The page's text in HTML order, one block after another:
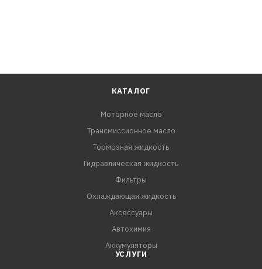
КАТАЛОГ
Моторное масло
Трансмиссионное масло
Тормозная жидкость
Гидравлическая жидкость
Фильтры
Охлаждающая жидкость
Аксессуары
Автохимия
Аккумуляторы
УСЛУГИ